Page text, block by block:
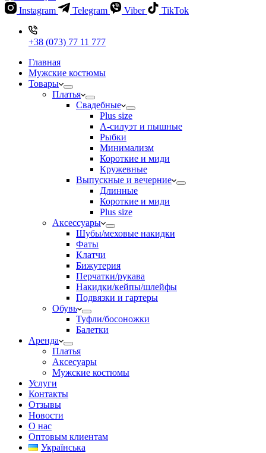
Instagram Telegram Viber TikTok
+38 (073) 77 11 777
Главная
Мужские костюмы
Товары
Платья
Свадебные
Plus size
А-силуэт и пышные
Рыбки
Минимализм
Короткие и миди
Кружевные
Выпускные и вечерние
Длинные
Короткие и миди
Plus size
Аксессуары
Шубы/меховые накидки
Фаты
Клатчи
Бижутерия
Перчатки/рукава
Накидки/кейпы/шлейфы
Подвязки и гартеры
Обувь
Туфли/босоножки
Балетки
Аренда
Платья
Аксесуары
Мужские костюмы
Услуги
Контакты
Отзывы
Новости
О нас
Оптовым клиентам
Українська